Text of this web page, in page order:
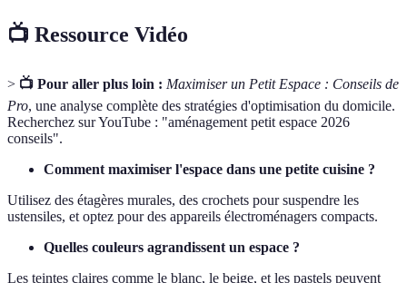
📺 Ressource Vidéo
> 📺 Pour aller plus loin : Maximiser un Petit Espace : Conseils de
Pro, une analyse complète des stratégies d'optimisation du domicile.
Recherchez sur YouTube : "aménagement petit espace 2026
conseils".
Comment maximiser l'espace dans une petite cuisine ?
Utilisez des étagères murales, des crochets pour suspendre les
ustensiles, et optez pour des appareils électroménagers compacts.
Quelles couleurs agrandissent un espace ?
Les teintes claires comme le blanc, le beige, et les pastels peuvent